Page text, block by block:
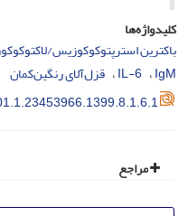
کلیدواژه‌ها
باکترین استرپتوکوکوزیس/
IgM
IL-6 قزل‌آلای رنگین‌کمان
مراجع